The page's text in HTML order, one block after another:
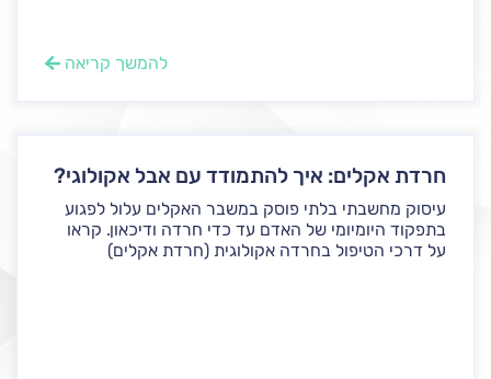
להמשך קריאה
חרדת אקלים: איך להתמודד עם אבל אקולוגי?
עיסוק מחשבתי בלתי פוסק במשבר האקלים עלול לפגוע
בתפקוד היומיומי של האדם עד כדי חרדה ודיכאון. קראו
על דרכי הטיפול בחרדה אקולוגית (חרדת אקלים)